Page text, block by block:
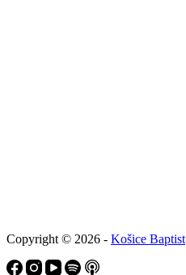
Copyright © 2026 - Košice Baptist